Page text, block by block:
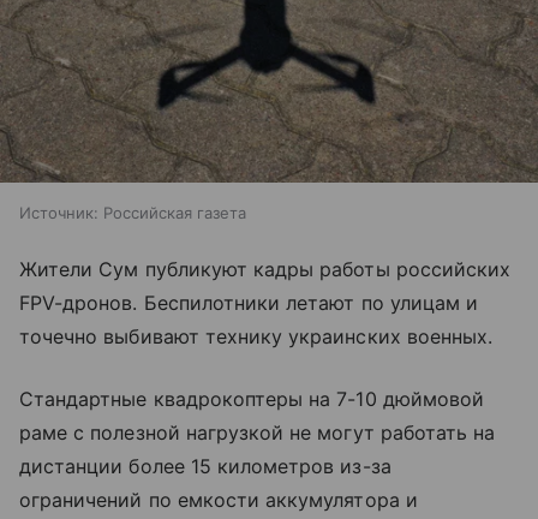
Источник: Российская газета
Жители Сум публикуют кадры работы российских
FPV-дронов. Беспилотники летают по улицам и
точечно выбивают технику украинских военных.
Стандартные квадрокоптеры на 7-10 дюймовой
раме с полезной нагрузкой не могут работать на
дистанции более 15 километров из-за
ограничений по емкости аккумулятора и